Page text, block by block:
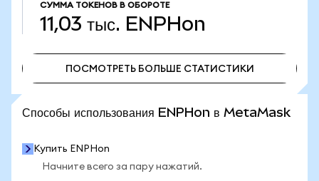
СУММА ТОКЕНОВ В ОБОРОТЕ
11,03 тыс. ENPHon
ПОСМОТРЕТЬ БОЛЬШЕ СТАТИСТИКИ
Способы использования ENPHon в MetaMask
Купить ENPHon
Начните всего за пару нажатий.